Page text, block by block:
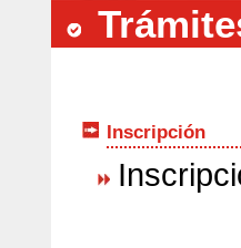
Inscripción